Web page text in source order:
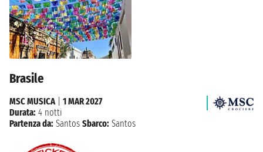
Brasile
MSC MUSICA
1 MAR 2027
Durata: 4 notti
Partenza da: Santos Sbarco: Santos